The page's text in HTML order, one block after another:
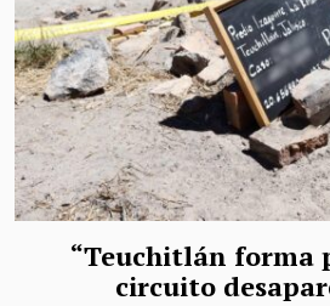
“Teuchitlán forma
circuito